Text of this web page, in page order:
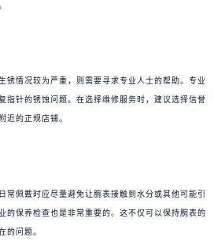
锈情况较为严重，则需要寻求专业人士的帮助。专业
指针的锈蚀问题。在选择维修服务时，建议选择信誉
近的正规店铺。
常佩戴时应尽量避免让腕表接触到水分或其他可能引
的保养检查也是非常重要的。这不仅可以保持腕表的
的问题。